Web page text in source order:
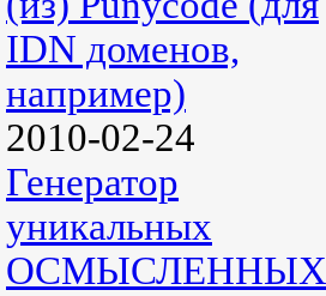
IDN доменов,
например)
2010-02-24
Генератор
уникальных
ОСМЫСЛЕННЫХ